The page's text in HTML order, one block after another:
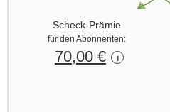
Scheck-Prämie
für den Abonnenten:
70,00 € i